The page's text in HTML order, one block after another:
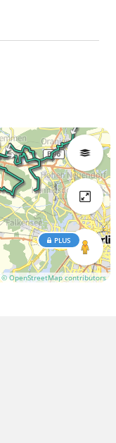
© OpenStreetMap contributors
PLUS